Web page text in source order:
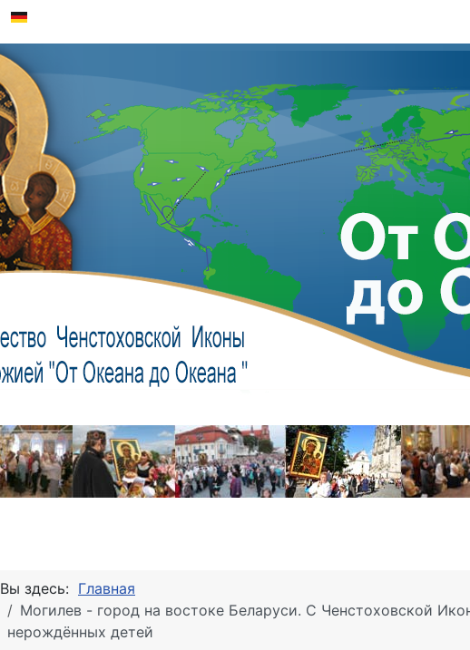
Вы здесь: Главная
Могилев - город на востоке Беларуси. С Ченстоховской
нерождённых детей